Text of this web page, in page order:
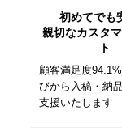
初めてでも
親切なカスタ
ト
顧客満足度
びから入稿・納
支援いたします